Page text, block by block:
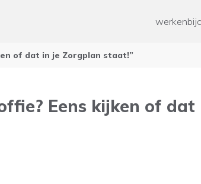
een
Geestelijke gezondheidszorg
of dat in je Zorgplan staat!”
Eens kijken of dat